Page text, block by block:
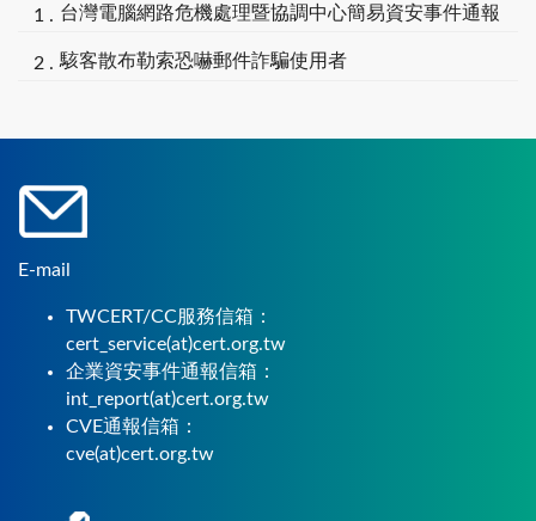
台灣電腦網路危機處理暨協調中心簡易資安事件通報
駭客散布勒索恐嚇郵件詐騙使用者
E-mail
TWCERT/CC服務信箱：
cert_service(at)cert.org.tw
企業資安事件通報信箱：
int_report(at)cert.org.tw
CVE通報信箱：
cve(at)cert.org.tw